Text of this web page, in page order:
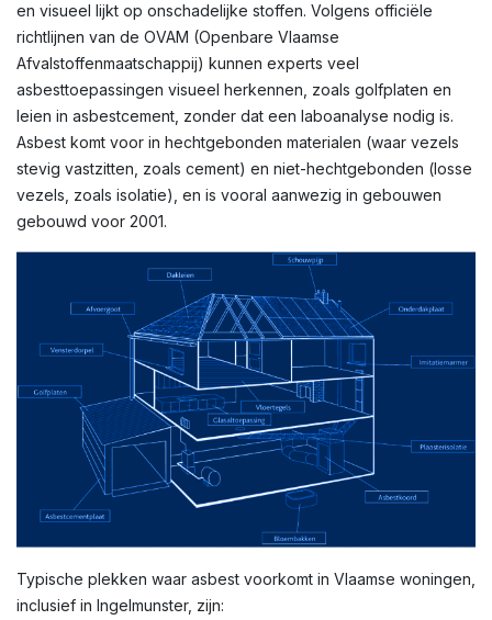
en visueel lijkt op onschadelijke stoffen. Volgens officiële
richtlijnen van de OVAM (Openbare Vlaamse
Afvalstoffenmaatschappij) kunnen experts veel
asbesttoepassingen visueel herkennen, zoals golfplaten en
leien in asbestcement, zonder dat een laboanalyse nodig is.
Asbest komt voor in hechtgebonden materialen (waar vezels
stevig vastzitten, zoals cement) en niet-hechtgebonden (losse
vezels, zoals isolatie), en is vooral aanwezig in gebouwen
gebouwd voor 2001.
Typische plekken waar asbest voorkomt in Vlaamse woningen,
inclusief in Ingelmunster, zijn: